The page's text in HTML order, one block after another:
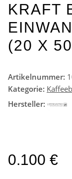
KRAFT
(20 X
Artikelnummer:
Kategorie:
Hersteller:
0.100 €